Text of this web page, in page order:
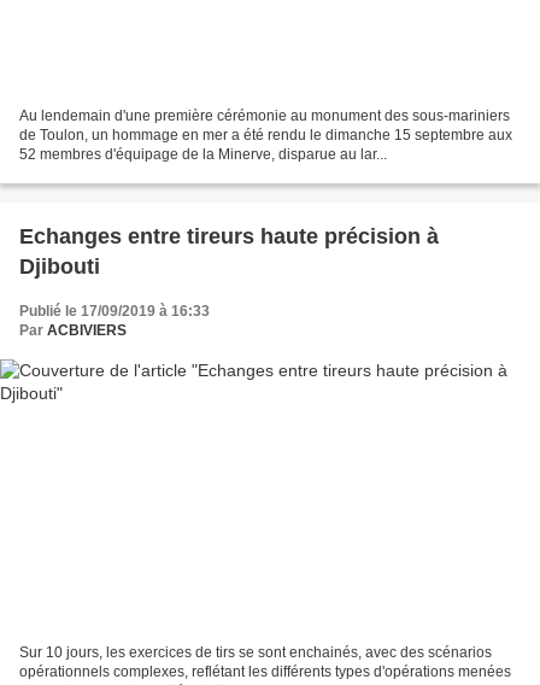
Au lendemain d'une première cérémonie au monument des sous-mariniers
de Toulon, un hommage en mer a été rendu le dimanche 15 septembre aux
52 membres d'équipage de la Minerve, disparue au lar...
Echanges entre tireurs haute précision à
Djibouti
Publié le 17/09/2019 à 16:33
Par ACBIVIERS
Sur 10 jours, les exercices de tirs se sont enchainés, avec des scénarios
opérationnels complexes, reflétant les différents types d'opérations menées